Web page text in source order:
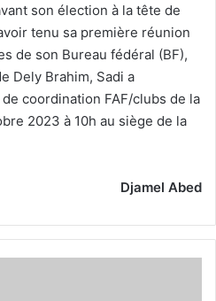
son élection à la tête de
tenu sa première réunion
de son Bureau fédéral (BF),
Dely Brahim, Sadi a
coordination FAF/clubs de la
2023 à 10h au siège de la
Djamel Abed